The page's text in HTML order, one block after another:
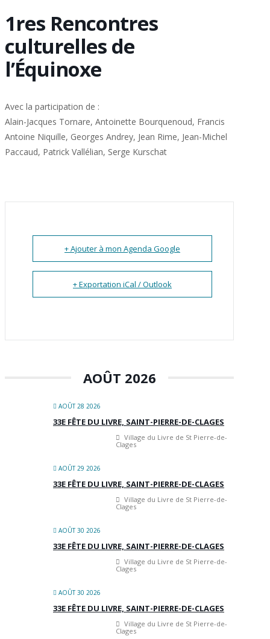
1res Rencontres
culturelles de
l’Équinoxe
Avec la participation de :
Alain-Jacques Tornare, Antoinette Bourquenoud, Francis
Antoine Niquille, Georges Andrey, Jean Rime, Jean-Michel
Paccaud, Patrick Vallélian, Serge Kurschat
+ Ajouter à mon Agenda Google
+ Exportation iCal / Outlook
AOÛT 2026
AOÛT 28 2026
33E FÊTE DU LIVRE, SAINT-PIERRE-DE-CLAGES
Village du Livre de St Pierre-de-
Clages
AOÛT 29 2026
33E FÊTE DU LIVRE, SAINT-PIERRE-DE-CLAGES
Village du Livre de St Pierre-de-
Clages
AOÛT 30 2026
33E FÊTE DU LIVRE, SAINT-PIERRE-DE-CLAGES
Village du Livre de St Pierre-de-
Clages
AOÛT 30 2026
33E FÊTE DU LIVRE, SAINT-PIERRE-DE-CLAGES
Village du Livre de St Pierre-de-
Clages